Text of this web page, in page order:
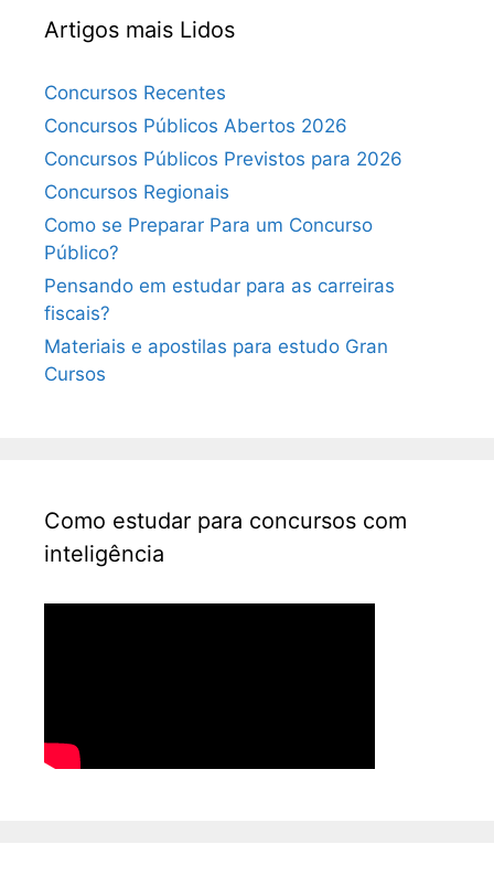
Artigos mais Lidos
Concursos Recentes
Concursos Públicos Abertos 2026
Concursos Públicos Previstos para 2026
Concursos Regionais
Como se Preparar Para um Concurso
Público?
Pensando em estudar para as carreiras
fiscais?
Materiais e apostilas para estudo Gran
Cursos
Como estudar para concursos com
inteligência